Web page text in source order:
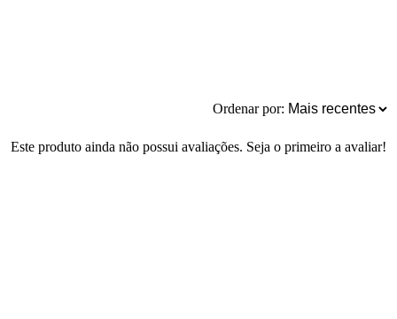
Ordenar por:
Este produto ainda não possui avaliações. Seja o primeiro a avaliar!